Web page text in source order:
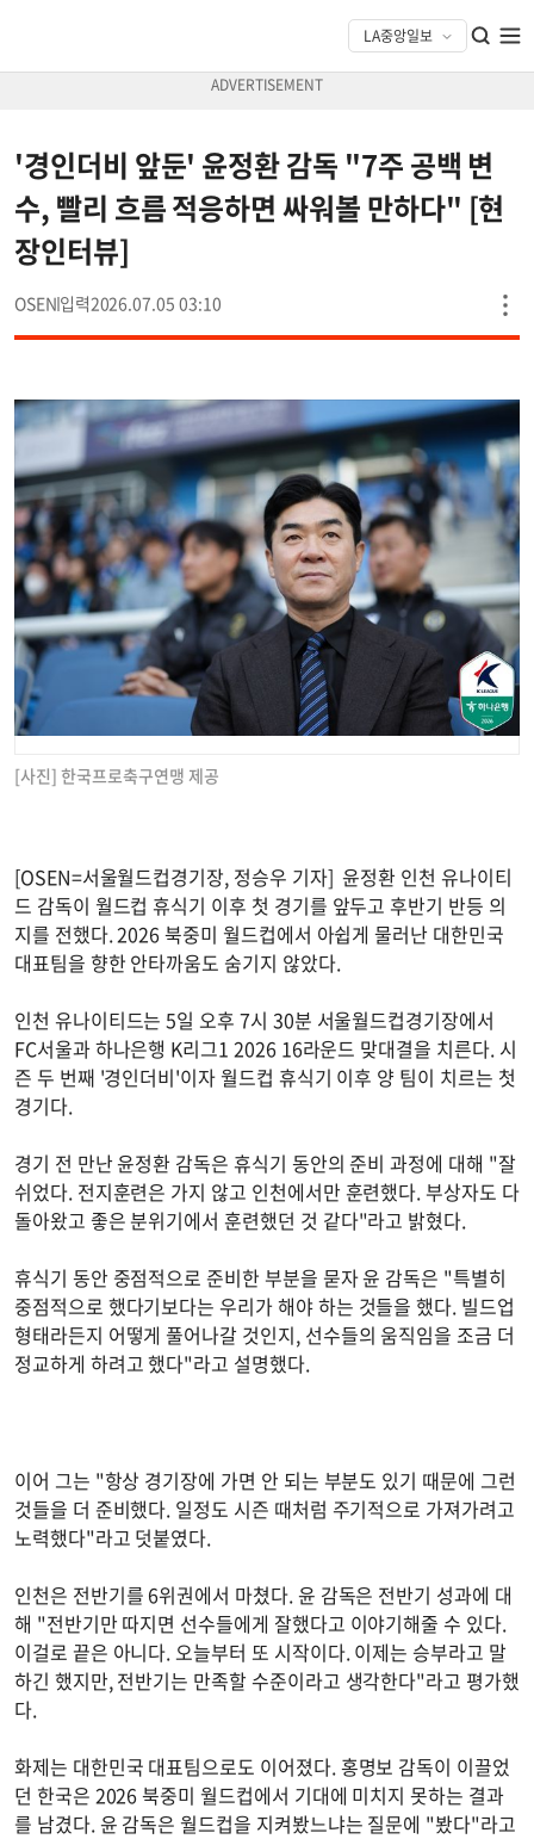
'경인더비 앞둔' 윤정환 감독 "7주 공백 변
수, 빨리 흐름 적응하면 싸워볼 만하다" [현
장인터뷰]
OSEN 2026.07.05 03:10
[사진] 한국프로축구연맹 제공
[OSEN=서울월드컵경기장, 정승우 기자] 윤정환 인천 유나이티
드 감독이 월드컵 휴식기 이후 첫 경기를 앞두고 후반기 반등 의
지를 전했다. 2026 북중미 월드컵에서 아쉽게 물러난 대한민국
대표팀을 향한 안타까움도 숨기지 않았다.
인천 유나이티드는 5일 오후 7시 30분 서울월드컵경기장에서
FC서울과 하나은행 K리그1 2026 16라운드 맞대결을 치른다. 시
즌 두 번째 '경인더비'이자 월드컵 휴식기 이후 양 팀이 치르는 첫
경기다.
경기 전 만난 윤정환 감독은 휴식기 동안의 준비 과정에 대해 "잘
쉬었다. 전지훈련은 가지 않고 인천에서만 훈련했다. 부상자도 다
돌아왔고 좋은 분위기에서 훈련했던 것 같다"라고 밝혔다.
휴식기 동안 중점적으로 준비한 부분을 묻자 윤 감독은 "특별히
중점적으로 했다기보다는 우리가 해야 하는 것들을 했다. 빌드업
형태라든지 어떻게 풀어나갈 것인지, 선수들의 움직임을 조금 더
정교하게 하려고 했다"라고 설명했다.
이어 그는 "항상 경기장에 가면 안 되는 부분도 있기 때문에 그런
것들을 더 준비했다. 일정도 시즌 때처럼 주기적으로 가져가려고
노력했다"라고 덧붙였다.
인천은 전반기를 6위권에서 마쳤다. 윤 감독은 전반기 성과에 대
해 "전반기만 따지면 선수들에게 잘했다고 이야기해줄 수 있다.
이걸로 끝은 아니다. 오늘부터 또 시작이다. 이제는 승부라고 말
하긴 했지만, 전반기는 만족할 수준이라고 생각한다"라고 평가했
다.
화제는 대한민국 대표팀으로도 이어졌다. 홍명보 감독이 이끌었
던 한국은 2026 북중미 월드컵에서 기대에 미치지 못하는 결과
를 남겼다. 윤 감독은 월드컵을 지켜봤느냐는 질문에 "봤다"라고